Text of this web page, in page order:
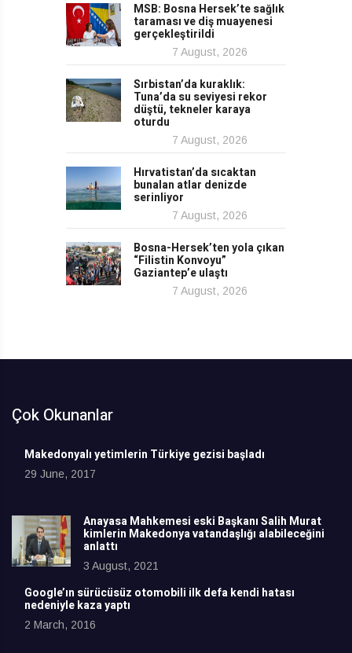
MSB: Bosna Hersek’te sağlık
taraması ve diş muayenesi
gerçekleştirildi
7 August, 2026
Sırbistan’da kuraklık:
Tuna’da su seviyesi rekor
düştü, tekneler karaya
oturdu
7 August, 2026
Hırvatistan’da sıcaktan
bunalan atlar denizde
serinliyor
7 August, 2026
Bosna-Hersek’ten yola çıkan
“Filistin Konvoyu”
Gaziantep’e ulaştı
7 August, 2026
Çok Okunanlar
Makedonyalı yetimlerin Türkiye gezisi başladı
29 June, 2017
Anayasa Mahkemesi eski Başkanı Salih Murat
kimlerin Makedonya vatandaşlığı alabileceğini
anlattı
3 August, 2021
Google’ın sürücüsüz otomobili ilk defa kendi hatası
nedeniyle kaza yaptı
2 March, 2016